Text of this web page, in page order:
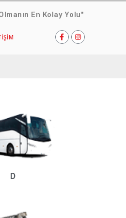
En Kolay Yolu"
D